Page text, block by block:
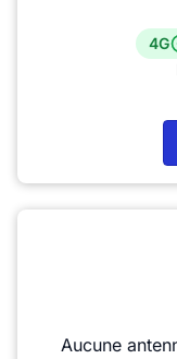
4G
Aucune